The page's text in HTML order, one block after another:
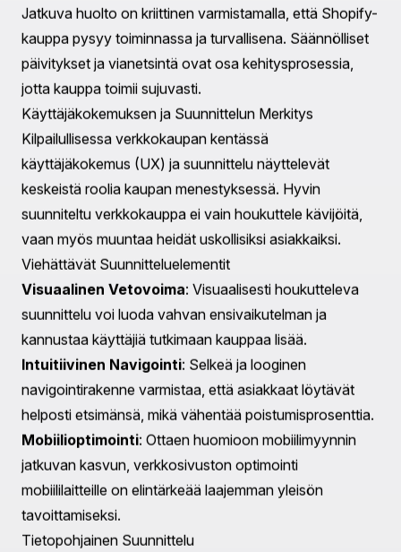
on saavutettavissa ja näyttää hyvältä kaikilla laitteilla,
on elintärkeää käyttäjäosallistumiselle.
5. SEO ja Markkinointiin liittyvät Integraatiot
Verkkokaupan optimointi hakukoneita varten on
ratkaisevan tärkeää näkyvyyden parantamiseksi.
Shopify tarjoaa työkaluja SEO:n parhaiden käytäntöjen
toteuttamiseen, kuten meta-tageja ja optimoituja URL-
osoitteita.
SEO:n Parhaat käytännöt: Kehittäjät voivat
optimoida tuotesivut relevanttia avainsanoilla, mikä
parantaa mahdollisuuksia sijoittua korkeammalle
hakutuloksissa.
Markkinointityökalut: Sähköpostimarkkinoinnin ja
sosiaalisen median työkalujen integrointi voi
merkittävästi parantaa asiakasosallistumista ja -
säilyttämistä.
6. Huolto ja Tuki
Jatkuva huolto on kriittinen varmistamalla, että Shopify-
kauppa pysyy toiminnassa ja turvallisena. Säännölliset
päivitykset ja vianetsintä ovat osa kehitysprosessia,
jotta kauppa toimii sujuvasti.
Käyttäjäkokemuksen ja Suunnittelun Merkitys